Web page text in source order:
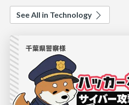
See All in Technology